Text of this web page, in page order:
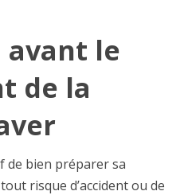
le
de la
de bien préparer sa
risque d’accident ou de